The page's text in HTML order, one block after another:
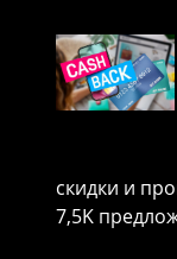
скидки и
7,5K